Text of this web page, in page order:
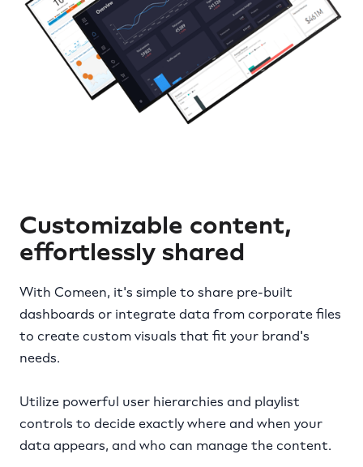
Customizable content,
effortlessly shared
With Comeen, it's simple to share pre-built
dashboards or integrate data from corporate files
to create custom visuals that fit your brand's
needs.
Utilize powerful user hierarchies and playlist
controls to decide exactly where and when your
data appears, and who can manage the content.